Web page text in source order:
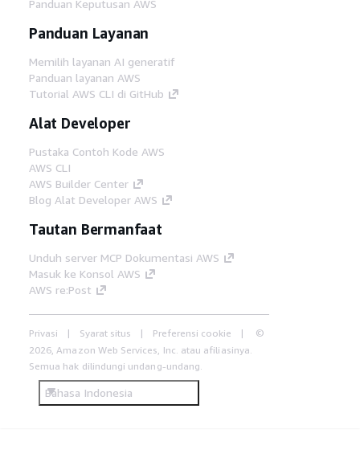
Panduan Keputusan AWS
Panduan Layanan
Memilih layanan AI generatif
Panduan layanan AWS
Tutorial AWS CLI di GitHub
Alat Developer
Pustaka Contoh Kode AWS
AWS CLI
AWS Builder Center
Blog Alat Developer AWS
Tautan Bermanfaat
Unduh server MCP Dokumentasi AWS
Masuk ke Konsol AWS
AWS re:Post
Privasi Syarat situs Preferensi cookie
©
2026, Amazon Web Services, Inc. atau afiliasinya.
Semua hak dilindungi undang-undang.
Bahasa Indonesia